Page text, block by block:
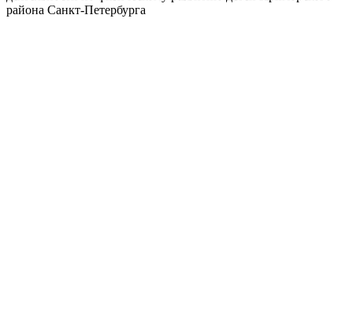
района Санкт-Петербурга